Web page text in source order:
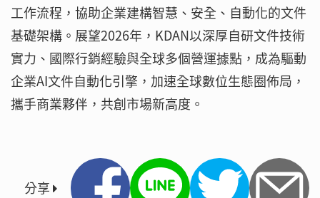
工作流程，協助企業建構智慧、安全、自動化的文件
基礎架構。展望2026年，KDAN以深厚自研文件技術
實力、國際行銷經驗與全球多個營運據點，成為驅動
企業AI文件自動化引擎，加速全球數位生態圈佈局，
攜手商業夥伴，共創市場新高度。
分享